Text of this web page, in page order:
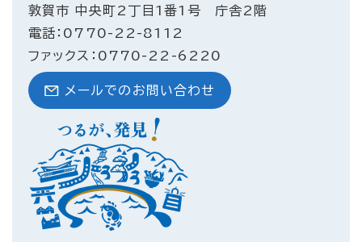
敦賀市 中央町2丁目1番1号 庁舎2階
電話：0770-22-8112
ファックス：0770-22-6220
メールでのお問い合わせ